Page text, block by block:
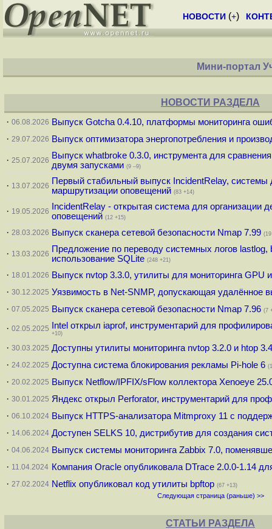
НОВОСТИ (+)
Мини-портал
НОВОСТИ РАЗДЕЛА
· 06.08.2026 Выпуск Gotcha 0.4.10, платформы мониторинга
· 29.07.2026 Выпуск оптимизатора энергопотребления и
· 25.07.2026 Выпуск whatbroke 0.3.0, инструмента для
двумя запусками (9 –9)
· 13.07.2026 Первый стабильный выпуск IncidentRelay, системы
маршрутизации оповещений (83 +14)
· 19.05.2026
IncidentRelay - открытая система для организации
оповещений (12 +15)
· 28.03.2026 Выпуск сканера сетевой безопасности Nmap 7.99
· 13.03.2026 Предложение по переводу системных логов lastlog,
использование SQLite (248 +21)
· 18.01.2026 Выпуск nvtop 3.3.0, утилиты для мониторинга GPU
· 30.12.2025 Уязвимость в Net-SNMP, допускающая удалённое
· 07.05.2025 Выпуск сканера сетевой безопасности Nmap 7.96 (7
· 02.05.2025 Intel открыл iaprof, инструментарий для
+10)
· 30.03.2025 Доступны утилиты мониторинга nvtop 3.2.0 и htop
· 24.02.2025 Доступна система блокирования рекламы Pi-hole 6
· 20.02.2025 Выпуск Netflow/IPFIX/sFlow коллектора Xenoeye
· 30.01.2025 Яндекс открыл Perforator, инструментарий для
· 06.10.2024 Выпуск HTTPS-анализатора Mitmproxy 11 с
· 14.06.2024 Доступен SELKS 10, дистрибутив для создания
· 04.06.2024 Выпуск системы мониторинга Zabbix 7.0,
· 11.04.2024 Компания Oracle опубликовала DTrace 2.0.0-1.14
· 27.02.2024 Netflix опубликовал код утилиты bpftop (67 +13)
Следующая страница (раньше) >>
СТАТЬИ РАЗДЕЛА